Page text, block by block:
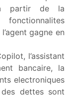
a partir de la
gagne en
l’assistant
bancaire, la
electroniques
dettes sont